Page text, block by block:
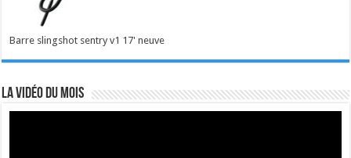
Barre slingshot sentry v1 17' neuve
La vidéo du mois